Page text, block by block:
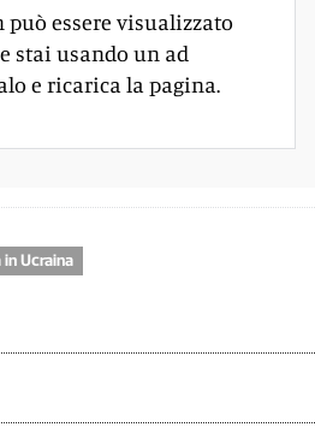
essere visualizzato
stai usando un ad
e ricarica la pagina.
in Ucraina